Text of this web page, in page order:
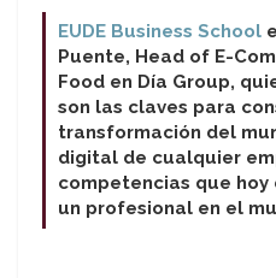
EUDE Business School
Puente, Head of E-
Food en Día Group,
son las claves para
transformación del
digital de cualquier
competencias que
un profesional en el